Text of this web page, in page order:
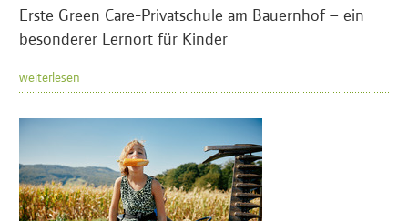
Erste Green Care-Privatschule am Bauernhof – ein
besonderer Lernort für Kinder
weiterlesen